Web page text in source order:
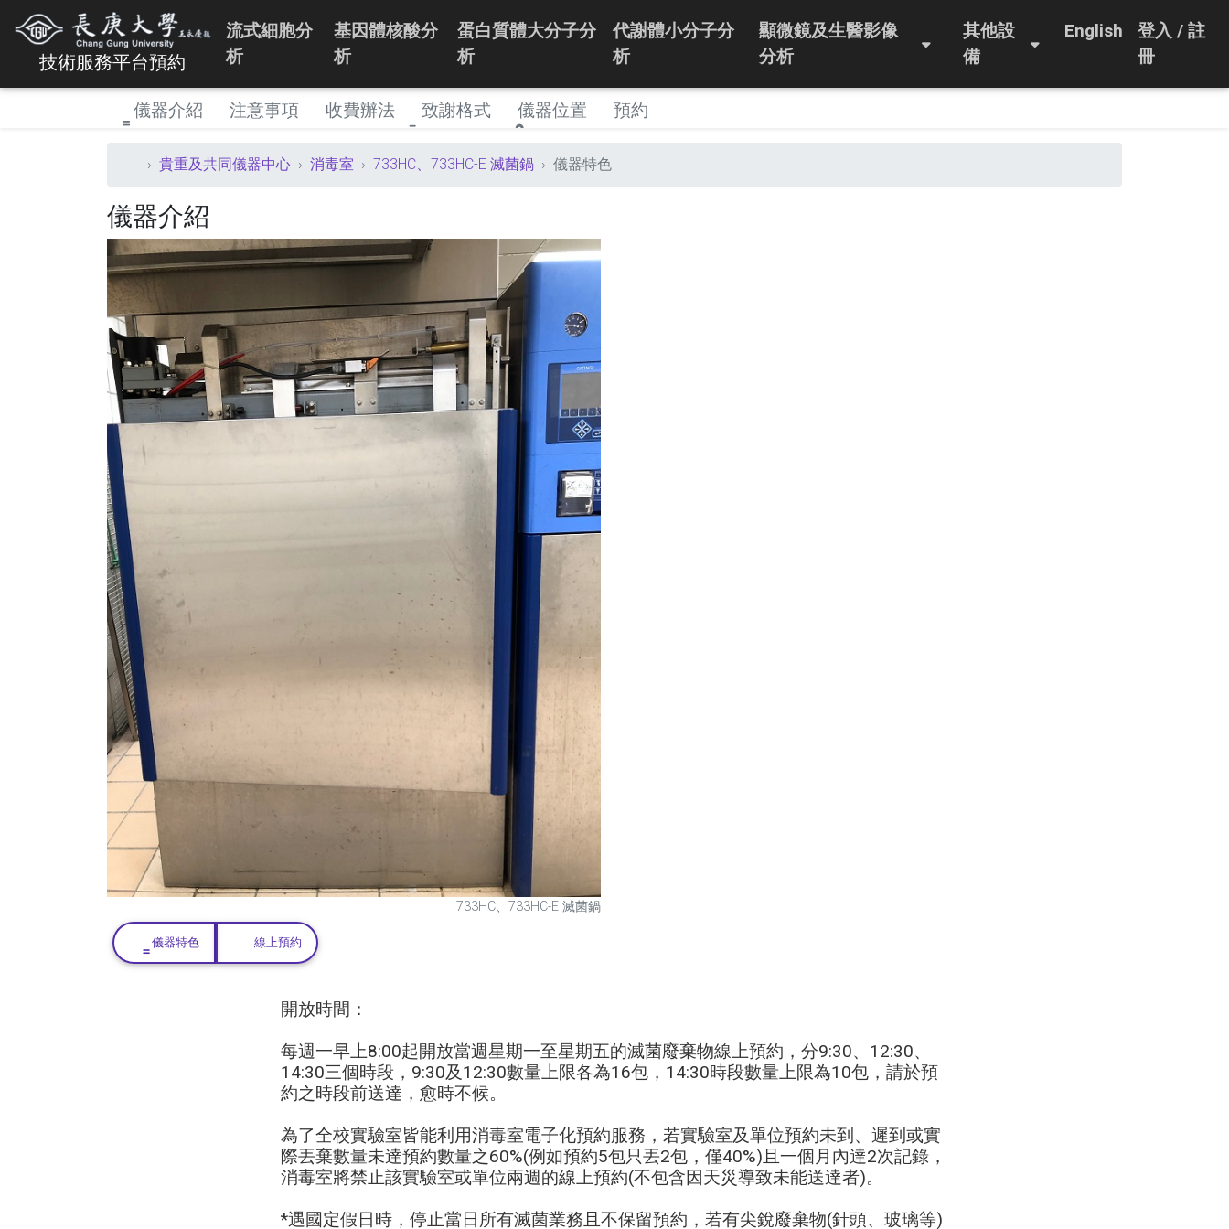
技術服務平台預約
流式細胞分
析
基因體核酸分
析
蛋白質體大分子分
析
代謝體小分子分
析
顯微鏡及生醫影像
分析
其他設
備
English
登入 / 註
冊
儀器介紹 注意事項 收費辦法 致謝格式 儀器位置 預約
貴重及共同儀器中心 消毒室 733HC、733HC-E 滅菌鍋 儀器特色
儀器介紹
733HC、733HC-E 滅菌鍋
儀器特色 線上預約
開放時間：
每週一早上8:00起開放當週星期一至星期五的滅菌廢棄物線上預約，分9:30、12:30、
14:30三個時段，9:30及12:30數量上限各為16包，14:30時段數量上限為10包，請於預
約之時段前送達，愈時不候。
為了全校實驗室皆能利用消毒室電子化預約服務，若實驗室及單位預約未到、遲到或實
際丟棄數量未達預約數量之60%(例如預約5包只丟2包，僅40%)且一個月內達2次記錄，
消毒室將禁止該實驗室或單位兩週的線上預約(不包含因天災導致未能送達者)。
*遇國定假日時，停止當日所有滅菌業務且不保留預約，若有尖銳廢棄物(針頭、玻璃等)